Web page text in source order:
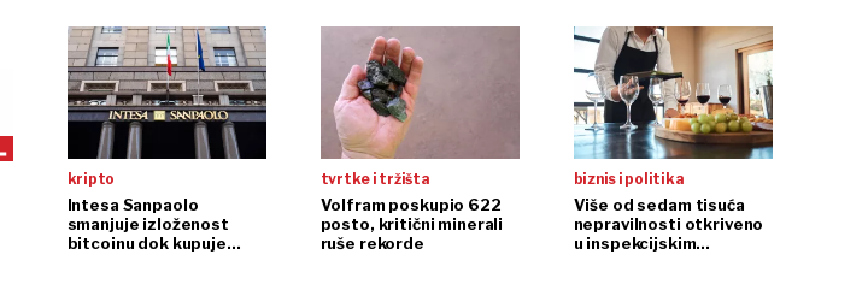
kripto
Intesa Sanpaolo
smanjuje izloženost
bitcoinu dok kupuje
tvrtke i tržišta
Volfram poskupio 622
posto, kritični minerali
ruše rekorde
biznis i politika
Više od sedam tisuća
nepravilnosti otkriveno
u inspekcijskim